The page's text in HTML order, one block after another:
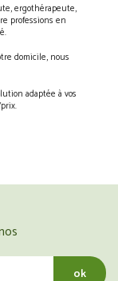
ergothérapeute,
professions en
domicile, nous
adaptée à vos